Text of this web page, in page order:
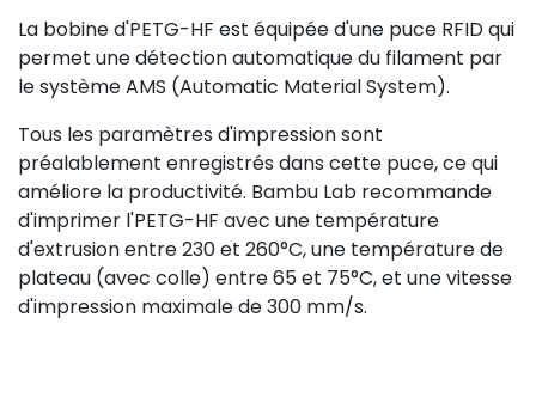
La bobine d'PETG-HF est équipée d'une puce RFID qui
permet une détection automatique du filament par
le système AMS (Automatic Material System).
Tous les paramètres d'impression sont
préalablement enregistrés dans cette puce, ce qui
améliore la productivité. Bambu Lab recommande
d'imprimer l'PETG-HF avec une température
d'extrusion entre 230 et 260°C, une température de
plateau (avec colle) entre 65 et 75°C, et une vitesse
d'impression maximale de 300 mm/s.